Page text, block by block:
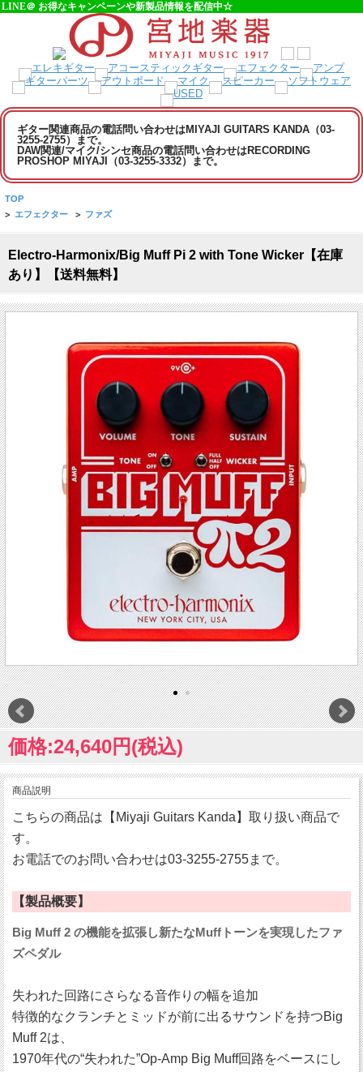
LINE＠ お得なキャンペーンや新製品情報を配信中☆
ギター関連商品の電話問い合わせはMIYAJI GUITARS KANDA（03-
3255-2755）まで。
DAW関連/マイク/シンセ商品の電話問い合わせはRECORDING
PROSHOP MIYAJI（03-3255-3332）まで。
TOP
> エフェクター > ファズ
Electro-Harmonix/Big Muff Pi 2 with Tone Wicker【在庫
あり】【送料無料】
価格:24,640円(税込)
商品説明
こちらの商品は【Miyaji Guitars Kanda】取り扱い商品で
す。
お電話でのお問い合わせは03-3255-2755まで。
【製品概要】
Big Muff 2 の機能を拡張し新たなMuffトーンを実現したファ
ズペダル
失われた回路にさらなる音作りの幅を追加
特徴的なクランチとミッドが前に出るサウンドを持つBig
Muff 2は、
1970年代の“失われた”Op-Amp Big Muff回路をベースにし